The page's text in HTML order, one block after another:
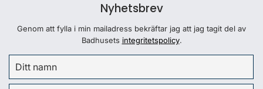
Nyhetsbrev
Genom att fylla i min mailadress bekräftar jag att jag tagit del av
Badhusets integritetspolicy.